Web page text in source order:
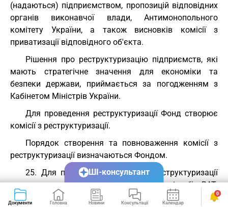
(надаються) підприємством, пропозицій відповідних
органів виконавчої влади, Антимонопольного
комітету України, а також висновків комісії з
приватизації відповідного об'єкта.
Рішення про реструктуризацію підприємств, які
мають стратегічне значення для економіки та
безпеки держави, приймається за погодженням з
Кабінетом Міністрів України.
Для проведення реструктуризації Фонд створює
комісії з реструктуризації.
Порядок створення та повноваження комісії з
реструктуризації визначаються Фондом.
25. Для підготовки проектів з реструктуризації
державних підприємств або реорганізації ВАТ,
створених у процесі корпоратизації та приватизації,
Документи Головна Новини Консультації Календар Сервіси
0
ШІ-консультант